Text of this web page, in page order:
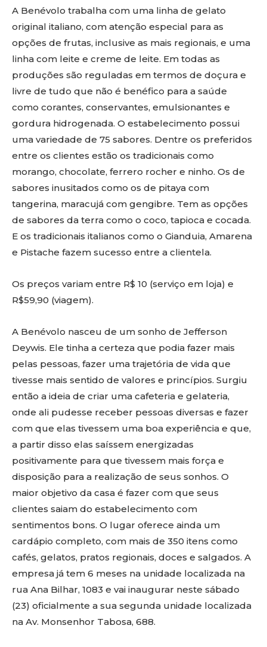
A Benévolo trabalha com uma linha de gelato
original italiano, com atenção especial para as
opções de frutas, inclusive as mais regionais, e uma
linha com leite e creme de leite. Em todas as
produções são reguladas em termos de doçura e
livre de tudo que não é benéfico para a saúde
como corantes, conservantes, emulsionantes e
gordura hidrogenada. O estabelecimento possui
uma variedade de 75 sabores. Dentre os preferidos
entre os clientes estão os tradicionais como
morango, chocolate, ferrero rocher e ninho. Os de
sabores inusitados como os de pitaya com
tangerina, maracujá com gengibre. Tem as opções
de sabores da terra como o coco, tapioca e cocada.
E os tradicionais italianos como o Gianduia, Amarena
e Pistache fazem sucesso entre a clientela.
Os preços variam entre R$ 10 (serviço em loja) e
R$59,90 (viagem).
A Benévolo nasceu de um sonho de Jefferson
Deywis. Ele tinha a certeza que podia fazer mais
pelas pessoas, fazer uma trajetória de vida que
tivesse mais sentido de valores e princípios. Surgiu
então a ideia de criar uma cafeteria e gelateria,
onde ali pudesse receber pessoas diversas e fazer
com que elas tivessem uma boa experiência e que,
a partir disso elas saíssem energizadas
positivamente para que tivessem mais força e
disposição para a realização de seus sonhos. O
maior objetivo da casa é fazer com que seus
clientes saiam do estabelecimento com
sentimentos bons. O lugar oferece ainda um
cardápio completo, com mais de 350 itens como
cafés, gelatos, pratos regionais, doces e salgados. A
empresa já tem 6 meses na unidade localizada na
rua Ana Bilhar, 1083 e vai inaugurar neste sábado
(23) oficialmente a sua segunda unidade localizada
na Av. Monsenhor Tabosa, 688.